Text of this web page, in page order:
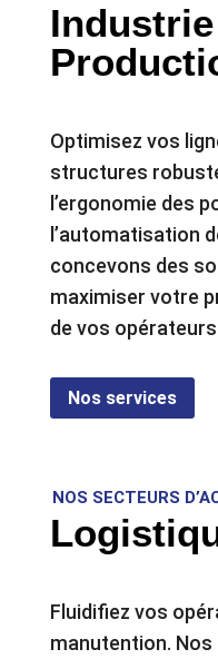
Optimisez vos
structures
l’ergonomie des
l’automatisation
concevons des
maximiser votre
de vos
Nos services
NOS SECTEURS
Fluidifiez vos
manutention.